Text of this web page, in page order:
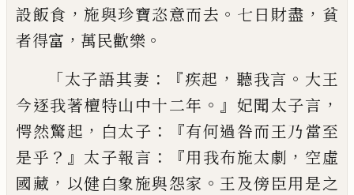
設飯食 ， 施與珍寶恣意而去 。 七 日財盡 ， 貧
者得富 ， 萬民歡樂 。
「太子語其妻 ：『疾起 ， 聽我言 。 大王
今逐我著檀特山中十二年 。』 妃聞太子言 ，
愕然驚起 ， 白太子 ：『有何過咎而王乃當至
是乎 ？』 太子報言 ： 『用我布施太劇 ， 空虛
國藏 ， 以健白象施與怨家 。 王及傍臣用是之